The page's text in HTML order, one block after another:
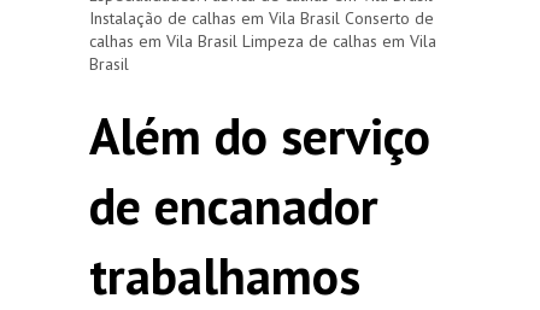
Instalação de calhas em Vila Brasil Conserto de
calhas em Vila Brasil Limpeza de calhas em Vila
Brasil
Além do serviço
de encanador
trabalhamos